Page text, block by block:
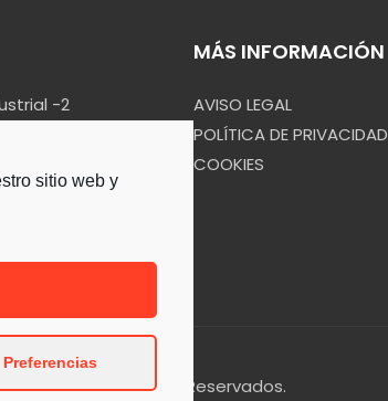
sitio web y
Preferencias
-2
MÁS INFORMACIÓN
AVISO LEGAL
POLÍTICA DE PRIVACIDAD
COOKIES
Todos los Derechos Reservados.